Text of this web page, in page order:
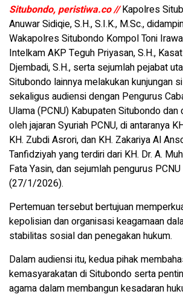
Situbondo, peristiwa.co // Kapolres
Anuwar Sidiqie, S.H., S.I.K., M.Sc.,
Wakapolres Situbondo Kompol Toni
Intelkam AKP Teguh Priyasan, S.H.,
Djembadi, S.H., serta sejumlah pejabat
Situbondo lainnya melakukan kunjungan
sekaligus audiensi dengan Pengurus
Ulama (PCNU) Kabupaten Situbondo
oleh jajaran Syuriah PCNU, di antaranya
KH. Zubdi Asrori, dan KH. Zakariya Al
Tanfidziyah yang terdiri dari KH. Dr. A.
Fata Yasin, dan sejumlah pengurus
(27/1/2026).
Pertemuan tersebut bertujuan
kepolisian dan organisasi keagamaan
stabilitas sosial dan penegakan hukum.
Dalam audiensi itu, kedua pihak
kemasyarakatan di Situbondo serta
agama dalam membangun kesadaran